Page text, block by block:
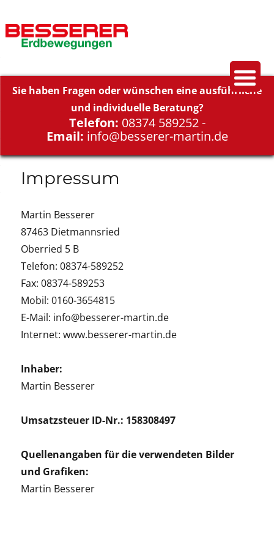
Martin Besserer
Sie haben Fragen oder wünschen eine ausführliche
und individuelle Beratung?
Telefon: 08374 589252 -
Email: info@besserer-martin.de
Impressum
Martin Besserer
87463 Dietmannsried
Oberried 5 B
Telefon: 08374-589252
Fax: 08374-589253
Mobil: 0160-3654815
E-Mail: info@besserer-martin.de
Internet: www.besserer-martin.de
Inhaber:
Martin Besserer
Umsatzsteuer ID-Nr.: 158308497
Quellenangaben für die verwendeten Bilder
und Grafiken:
Martin Besserer